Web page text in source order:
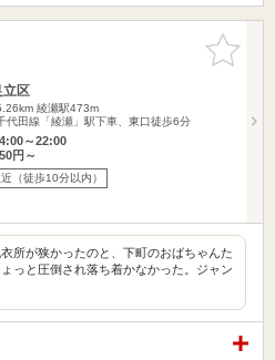
お気に入
りに追加
立区
綾瀬駅473m
代田線「綾瀬」駅下車、東口徒歩6分
～22:00
円～
（徒歩10分以内）
所が狭かったのと、下町のおばちゃんた
っと圧倒され落ち着かなかった。ジャン